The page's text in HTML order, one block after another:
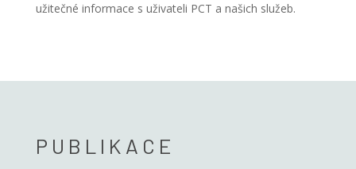
užitečné informace s uživateli PCT a našich služeb.
PUBLIKACE